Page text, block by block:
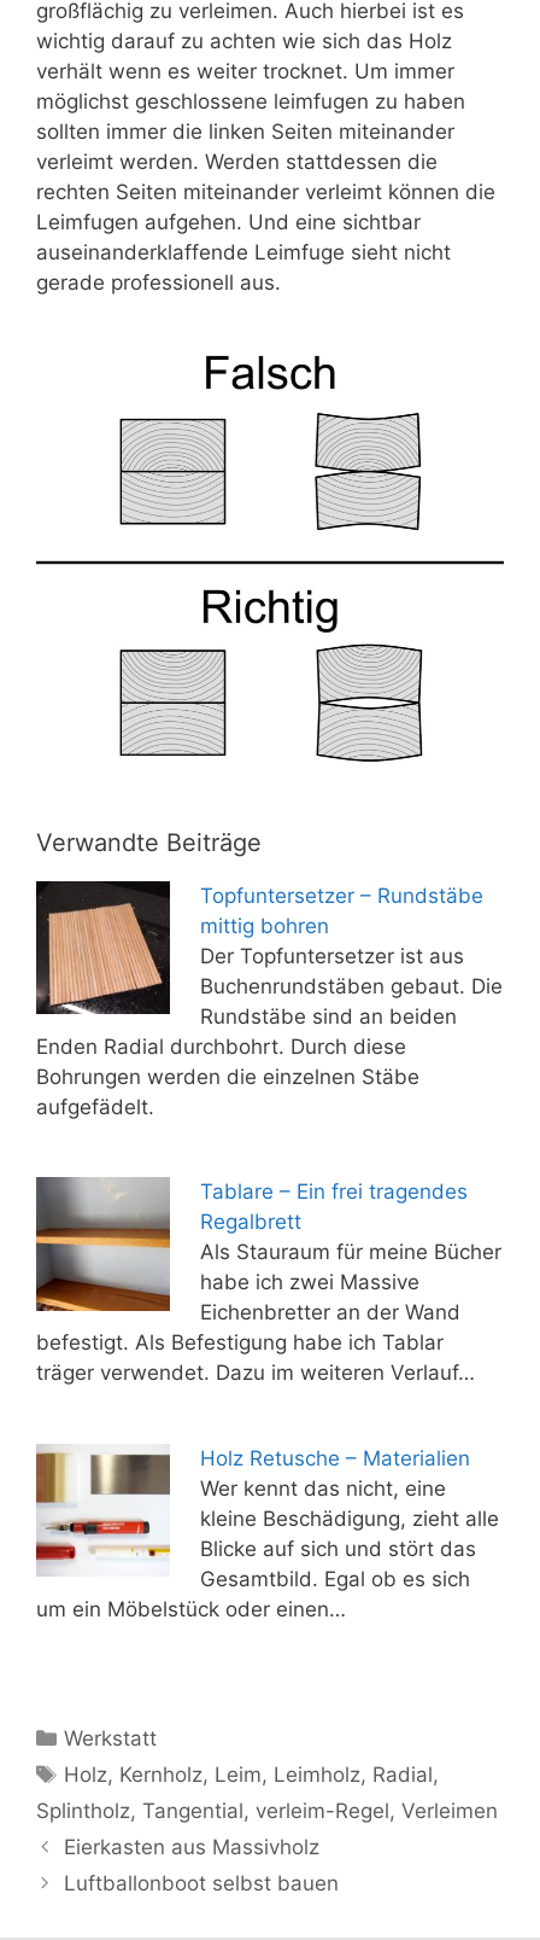
großflächig zu verleimen. Auch hierbei ist es
wichtig darauf zu achten wie sich das Holz
verhält wenn es weiter trocknet. Um immer
möglichst geschlossene leimfugen zu haben
sollten immer die linken Seiten miteinander
verleimt werden. Werden stattdessen die
rechten Seiten miteinander verleimt können die
Leimfugen aufgehen. Und eine sichtbar
auseinanderklaffende Leimfuge sieht nicht
gerade professionell aus.
Verwandte Beiträge
Topfuntersetzer – Rundstäbe
mittig bohren
Der Topfuntersetzer ist aus
Buchenrundstäben gebaut. Die
Rundstäbe sind an beiden
Enden Radial durchbohrt. Durch diese
Bohrungen werden die einzelnen Stäbe
aufgefädelt.
Tablare – Ein frei tragendes
Regalbrett
Als Stauraum für meine Bücher
habe ich zwei Massive
Eichenbretter an der Wand
befestigt. Als Befestigung habe ich Tablar
träger verwendet. Dazu im weiteren Verlauf…
Holz Retusche – Materialien
Wer kennt das nicht, eine
kleine Beschädigung, zieht alle
Blicke auf sich und stört das
Gesamtbild. Egal ob es sich
um ein Möbelstück oder einen…
Kategorien
Werkstatt
Schlagwörter
Holz, Kernholz, Leim, Leimholz, Radial,
Splintholz, Tangential, verleim-Regel, Verleimen
Beitrags-
Navigation
Eierkasten aus Massivholz
Luftballonboot selbst bauen